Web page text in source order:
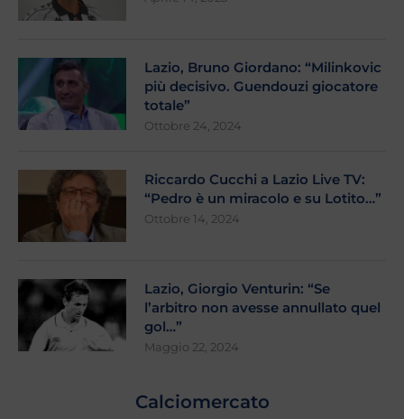
Lazio, Bruno Giordano: “Milinkovic
più decisivo. Guendouzi giocatore
totale”
Ottobre 24, 2024
Riccardo Cucchi a Lazio Live TV:
“Pedro è un miracolo e su Lotito…”
Ottobre 14, 2024
Lazio, Giorgio Venturin: “Se
l’arbitro non avesse annullato quel
gol…”
Maggio 22, 2024
Calciomercato